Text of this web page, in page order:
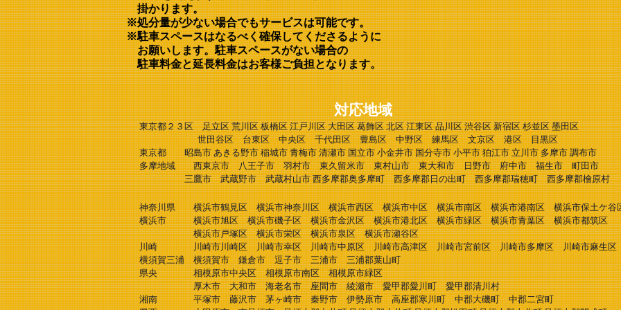
掛かります。
※処分量が少ない場合でもサービスは可能です。
※駐車スペースはなるべく確保してくださるように
お願いします。駐車スペースがない場合の
駐車料金と延長料金はお客様ご負担となります。​
対応地域
東京都２３区 足立区 荒川区 板橋区 江戸川区 大田区 葛飾区 北区 江東区 品川区 渋谷区 新宿区 杉並区 墨田区
世田谷区 台東区 中央区 千代田区 豊島区 中野区 練馬区 文京区 港区 目黒区
東京都 昭島市 あきる野市 稲城市 青梅市 清瀬市 国立市 小金井市 国分寺市 小平市 狛江市 立川市 多摩市 調布市
多摩地域 西東京市 八王子市 羽村市 東久留米市 東村山市 東大和市 日野市 府中市 福生市 町田市
三鷹市 武蔵野市 武蔵村山市 西多摩郡奥多摩町 西多摩郡日の出町 西多摩郡瑞穂町 西多摩郡檜原村
神奈川県 横浜市鶴見区 横浜市神奈川区 横浜市西区 横浜市中区 横浜市南区 横浜市港南区 横浜市保土ケ
横浜市 横浜市旭区 横浜市磯子区 横浜市金沢区 横浜市港北区 横浜市緑区 横浜市青葉区 横浜市都筑区
横浜市戸塚区 横浜市栄区 横浜市泉区 横浜市瀬谷区
川崎 川崎市川崎区 川崎市幸区 川崎市中原区 川崎市高津区 川崎市宮前区 川崎市多摩区 川崎市麻生区
横須賀三浦 横須賀市 鎌倉市 逗子市 三浦市 三浦郡葉山町
県央 相模原市中央区 相模原市南区 相模原市緑区
厚木市 大和市 海老名市 座間市 綾瀬市 愛甲郡愛川町 愛甲郡清川村
湘南 平塚市 藤沢市 茅ヶ崎市 秦野市 伊勢原市 高座郡寒川町 中郡大磯町 中郡二宮町